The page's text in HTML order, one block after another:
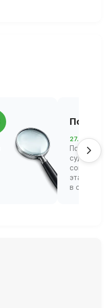
Подача
27.08.2026
Подаём
суд
этапах,
в